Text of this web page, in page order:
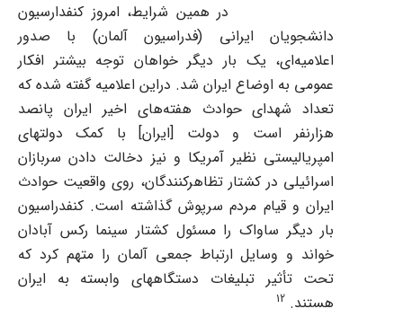
در همین شرایط، امروز کنفدارسیون
دانشجویان ایرانی (فدراسیون آلمان) با صدور
اعلامیه‌ای، یک بار دیگر خواهان توجه بیشتر افکار
عمومی به اوضاع ایران شد. دراین اعلامیه گفته شده که
تعداد شهدای حوادث هفته‌های اخیر ایران پانصد
هزارنفر است و دولت [ایران] با کمک دولتهای
امپریالیستی نظیر آمریکا و نیز دخالت دادن سربازان
اسرائیلی در کشتار تظاهرکنندگان، روی واقعیت حوادث
ایران و قیام مردم سرپوش گذاشته است. کنفدراسیون
بار دیگر ساواک را مسئول کشتار سینما رکس آبادان
خواند و وسایل ارتباط جمعی آلمان را متهم کرد که
تحت تأثیر تبلیغات دستگاههای وابسته به ایران
هستند. 12